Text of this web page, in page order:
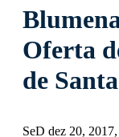
Oferta
de
SeD dez 20,